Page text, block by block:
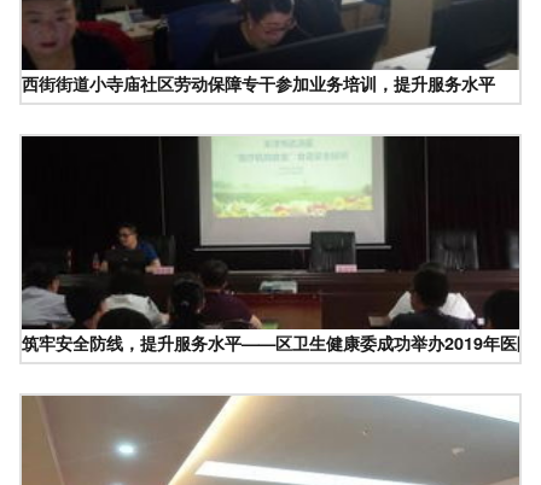
西街街道小寺庙社区劳动保障专干参加业务培训，提升服务水平
筑牢安全防线，提升服务水平——区卫生健康委成功举办2019年医院